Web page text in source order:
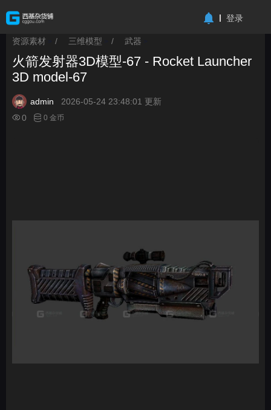
登录
资源素材 / 三维模型 / 武器
火箭发射器3D模型-67 - Rocket Launcher
3D model-67
admin
2026-05-24 23:48:01 更新
0
0 金币